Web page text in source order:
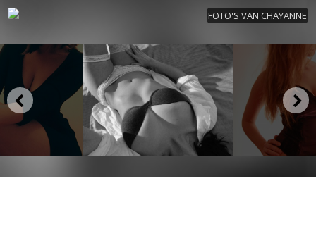
FOTO'S VAN CHAYANNE